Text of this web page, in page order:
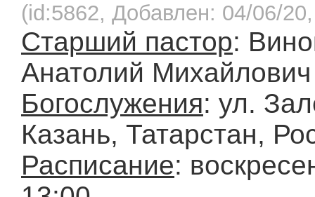
(id:5862, Добавлен: 04/06/
Старший пастор:
Анатолий Михайлович
Богослужения: ул.
Казань, Татарстан,
Расписание: